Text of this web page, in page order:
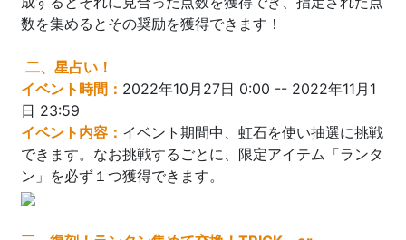
数を集めるとその奨励を獲得できます！
二、星占い！
イベント時間： 2022年10月27日 0:00 -- 2022年11月1
日 23:59
イベント内容： イベント期間中、虹石を使い抽選に挑戦
できます。なお挑戦するごとに、限定アイテム「ランタ
ン」を必ず１つ獲得できます。